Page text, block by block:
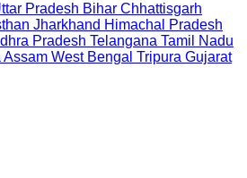
Pradesh Bihar Chhattisgarh
Jharkhand Himachal Pradesh
Pradesh Telangana Tamil Nadu
Assam West Bengal Tripura Gujarat